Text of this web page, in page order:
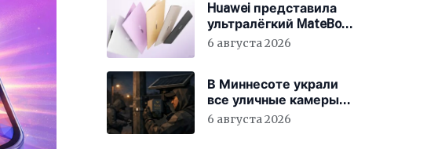
Huawei представила
ультралёгкий MateBook
Pro S
6 августа 2026
В Миннесоте украли
все уличные камеры
наблюдения
6 августа 2026